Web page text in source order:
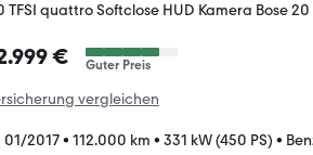
TFSI quattro Softclose HUD Kamera Bose 20
€ Guter Preis
vergleichen
01/2017• 112.000 km • 331 kW (450 PS) •